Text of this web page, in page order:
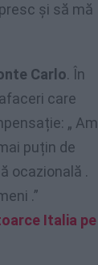
și să mă
Carlo. În
care
„ Am
puțin de
ocazională .
.”
Italia pe